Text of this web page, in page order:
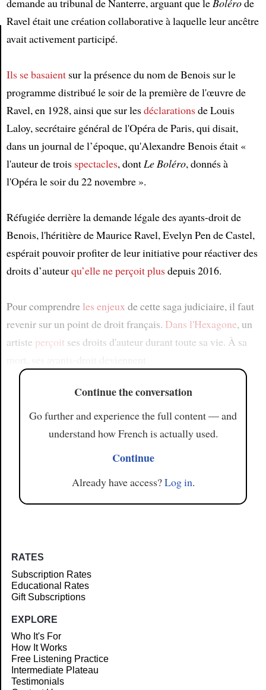
demande au tribunal de Nanterre, arguant que leBolérode
Ravel était une création collaborative à laquelle leur ancêtre
avait activement participé.
Ils se basaientsur la présence du nom de Benois sur le
programme distribué le soir de la première de l'œuvre de
Ravel, en 1928, ainsi que sur lesdéclarationsde Louis
Laloy, secrétaire général de l'Opéra de Paris, qui disait,
dans un journal de l’époque, qu'Alexandre Benois était «
l'auteur de trois spectacles, dontLe Boléro, donnés à
l'Opéra le soir du 22 novembre ».
Réfugiée derrière la demande légale des ayants-droit de
Benois, l'héritière de Maurice Ravel, Evelyn Pen de Castel,
espérait pouvoir profiter de leur initiative pour réactiver des
droits d’auteurqu’elle ne perçoit plusdepuis 2016.
Pour comprendre les enjeux de cette saga judiciaire, il faut
revenir sur un point de droit français. Dans l'Hexagone, un
artiste perçoit ses droits d'auteur durant toute sa vie. À sa
Continue the conversation
Go further and experience the full content — and
understand how French is actually used.
Continue
Already have access?Log in.
RATES
Subscription Rates
Educational Rates
Gift Subscriptions
EXPLORE
Who It's For
How It Works
Free Listening Practice
Intermediate Plateau
Testimonials